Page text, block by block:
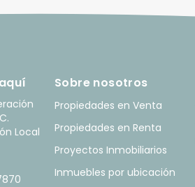
Local
Sobre nosotros
Propiedades en Venta
Propiedades en Renta
Proyectos Inmobiliarios
Inmuebles por ubicación